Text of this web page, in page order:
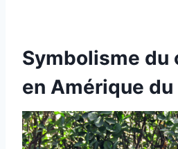
Symbolisme du
en Amérique du